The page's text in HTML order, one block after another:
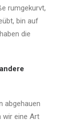
rumgekurvt,
bin auf
die
abgehauen
wir eine Art